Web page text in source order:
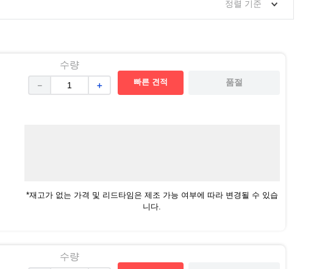
정렬 기준
수량
＋
－ 빠른 견적 품절
*재고가 없는 가격 및 리드타임은 제조 가능 여부에 따라 변경될 수 있습
니다.
수량